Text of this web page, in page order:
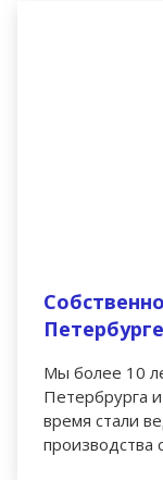
Петербурге
Мы более 10
Петербрурга
время стали
производства